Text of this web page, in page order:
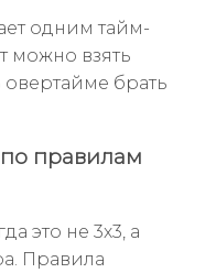
одним тайм-
можно взять
брать
правилам
это не 3х3, а
Правила